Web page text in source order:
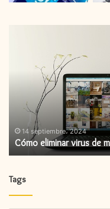
ordenador
formatear?
14 septiembre، 2024
Cómo eliminar virus de
Tags